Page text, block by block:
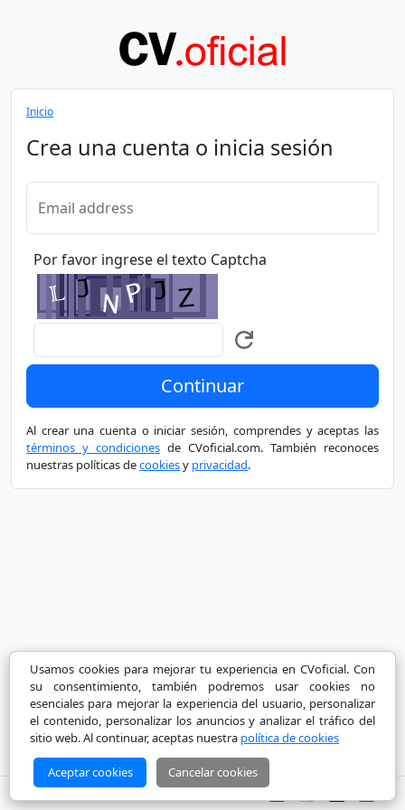
Inicio
Crea una cuenta o inicia sesión
Email address
Por favor ingrese el texto Captcha
Continuar
Al crear una cuenta o iniciar sesión, comprendes y aceptas las
términos y condiciones de CVoficial.com. También reconoces
nuestras políticas decookiesy privacidad.
Másinformación
Usamos cookies para mejorar tu experiencia en CVoficial. Con
su consentimiento, también podremos usar cookies no
esenciales para mejorar la experiencia del usuario, personalizar
el contenido, personalizar los anuncios y analizar el tráfico del
sitio web. Al continuar, aceptas nuestra política de cookies
Aceptar cookies Cancelar cookies